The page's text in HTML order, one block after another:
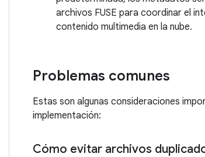
archivos FUSE para coordinar el
contenido multimedia en la nube.
Problemas comunes
Estas son algunas consideraciones
implementación:
Cómo evitar archivos